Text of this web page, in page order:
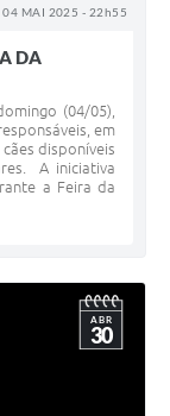
04 MAI 2025 - 22h55
DA
(04/05),
em
disponíveis
A iniciativa
a Feira da
ABR
30